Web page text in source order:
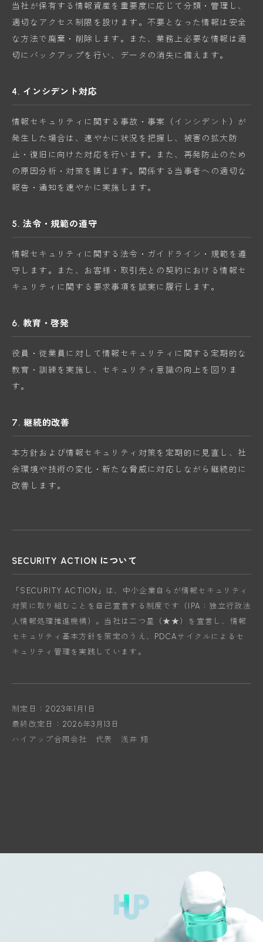
当社が保有する情報資産を重要度に応じて分類・管理し、
適切なアクセス制限を設けます。不要となった情報は安全
な方法で廃棄・削除します。また、業務上必要な情報は適
切にバックアップを行い、データの消失に備えます。
4. インシデント対応
情報セキュリティに関する事故・事案（インシデント）が
発生した場合は、速やかに状況を把握し、被害の拡大防
止・復旧に向けた対応を行います。また、再発防止のため
の原因分析・対策を講じます。関係する当事者への適切な
報告・通知を速やかに実施します。
5. 法令・規範の遵守
情報セキュリティに関する法令・ガイドライン・規範を遵
守します。また、お客様・取引先との契約における情報セ
キュリティに関する要求事項を誠実に履行します。
6. 教育・啓発
役員・従業員に対して情報セキュリティに関する定期的な
教育・訓練を実施し、セキュリティ意識の向上を図りま
す。
7. 継続的改善
本方針および情報セキュリティ対策を定期的に見直し、社
会環境や技術の変化・新たな脅威に対応しながら継続的に
改善します。
SECURITY ACTION について
「SECURITY ACTION」は、中小企業自らが情報セキュリティ
対策に取り組むことを自己宣言する制度です（IPA：独立行政法
人情報処理推進機構）。当社は二つ星（★★）を宣言し、情報
セキュリティ基本方針を策定のうえ、PDCAサイクルによるセ
キュリティ管理を実践しています。
制定日：2023年1月1日
最終改定日：2026年3月13日
ハイアップ合同会社 代表 浅井 翔